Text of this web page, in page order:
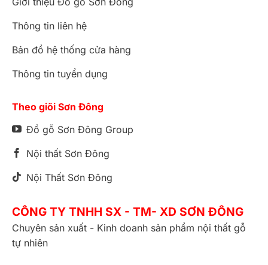
Thông tin liên hệ
Bản đồ hệ thống cửa hàng
Thông tin tuyển dụng
Theo giõi Sơn Đông
Đồ gỗ Sơn Đông Group
Nội thất Sơn Đông
Nội Thất Sơn Đông
CÔNG TY TNHH SX - TM- XD SƠN ĐÔNG
Chuyên sản xuất - Kinh doanh sản phẩm nội thất gỗ
tự nhiên